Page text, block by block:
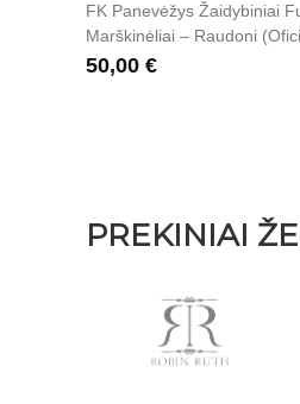
FK Panevėžys Žaidybiniai
Marškinėliai – Raudoni
50,00 €
PREKINIAI